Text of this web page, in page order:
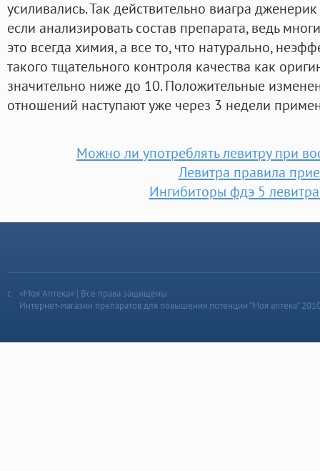
усиливались. Так действительно виагра дженерик
если анализировать состав препарата, ведь
это всегда химия, а все то, что натурально,
такого тщательного контроля качества как
значительно ниже до 10. Положительные
отношений наступают уже через 3 недели
Можно ли употреблять левитру при
Левитра правила
Ингибиторы фдэ 5
«Моя Аптека» | Все права защищены
Интернет-магазин препаратов для повышения потенции “Моя аптека”